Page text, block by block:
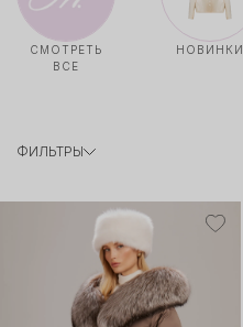
СМОТРЕТЬ
ВСЕ
НОВИНКИ
ФИЛЬТРЫ